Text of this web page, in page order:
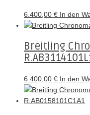
6.400,00 € In den
Breitling
6.400,00 € In den